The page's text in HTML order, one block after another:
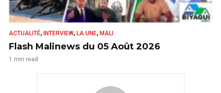
ACTUALITÉ, INTERVIEW, LA UNE, MALI
Flash Malinews du 05 Août 2026
1 min read